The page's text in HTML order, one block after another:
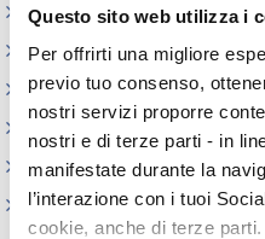
Questo sito web utilizza i
Per offrirti una migliore
previo tuo consenso,
nostri servizi proporre
nostri e di terze parti - in
manifestate durante la
l’interazione con i tuoi
cookie, anche di terze
Webinar
Circolari
Memorandum of Understanding
Corsi di formazione
Contatti utili
FAQ